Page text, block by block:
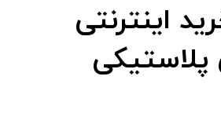
اینترنتی
پلاستیکی